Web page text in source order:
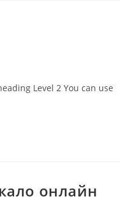
Level 2 You can use
онлайн